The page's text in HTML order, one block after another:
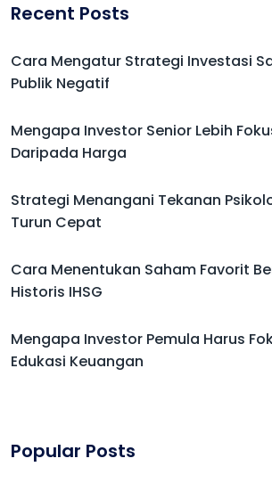
Recent Posts
Cara Mengatur Strategi Investasi
Publik Negatif
Mengapa Investor Senior Lebih
Daripada Harga
Strategi Menangani Tekanan
Turun Cepat
Cara Menentukan Saham Favorit
Historis IHSG
Mengapa Investor Pemula Harus
Edukasi Keuangan
Popular Posts